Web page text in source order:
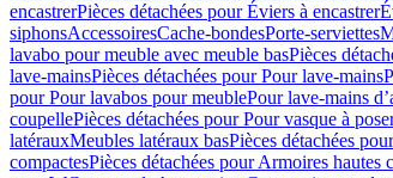
encastrerPièces détachées pour Éviers à encastrer
siphonsAccessoiresCache-bondesPorte-serviettes
lavabo pour meuble avec meuble basPièces
lave-mainsPièces détachées pour Pour lave-mains
pour Pour lavabos pour meublePour lave-mains
coupellePièces détachées pour Pour vasque à
latérauxMeubles latéraux basPièces détachées
compactesPièces détachées pour Armoires hautes